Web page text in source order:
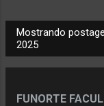
o
Mostrando
2025
FUNORTE